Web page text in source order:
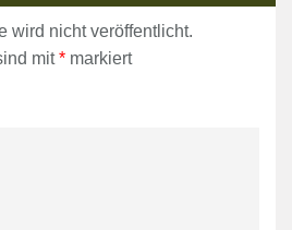
wird nicht veröffentlicht.
mit* markiert